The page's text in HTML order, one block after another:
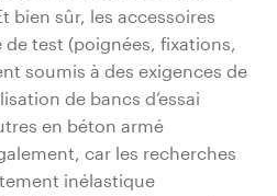
bien sûr, les accessoires
test (poignées, fixations,
soumis à des exigences de
de bancs d’essai
en béton armé
car les recherches
inélastique